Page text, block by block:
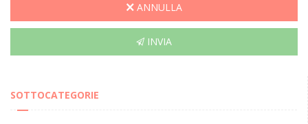
ANNULLA
INVIA
SOTTOCATEGORIE